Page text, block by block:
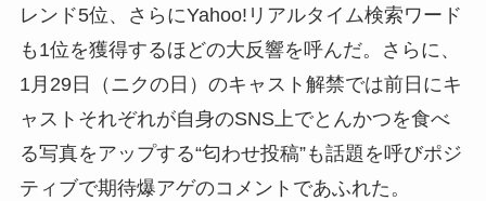
レンド5位、さらにYahoo!リアルタイム検索ワード
も1位を獲得するほどの大反響を呼んだ。さらに、
1月29日（ニクの日）のキャスト解禁では前日にキ
ャストそれぞれが自身のSNS上でとんかつを食べ
る写真をアップする“匂わせ投稿”も話題を呼びポジ
ティブで期待爆アゲのコメントであふれた。